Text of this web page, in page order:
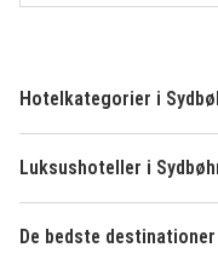
Hotelkategorier i
Luksushoteller i
De bedste destinationer